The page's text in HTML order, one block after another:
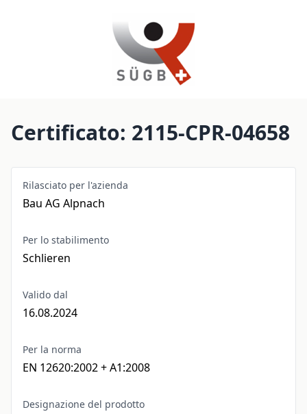
Certificato: 2115-CPR-04658
Rilasciato per l'azienda
Bau AG Alpnach
Per lo stabilimento
Schlieren
Valido dal
16.08.2024
Per la norma
EN 12620:2002 + A1:2008
Designazione del prodotto